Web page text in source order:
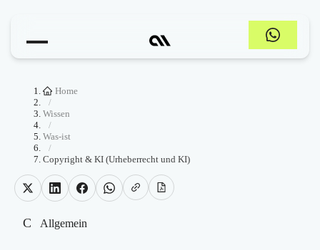
Home
/
Wissen
/
Was-ist
/
Copyright & KI (Urheberrecht und KI)
C Allgemein